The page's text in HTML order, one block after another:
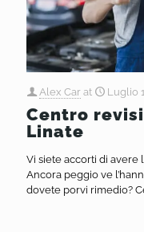
Alex Car at Luglio
Centro
Linate
Vi siete accorti di avere
Ancora peggio ve
dovete porvi rimedio?